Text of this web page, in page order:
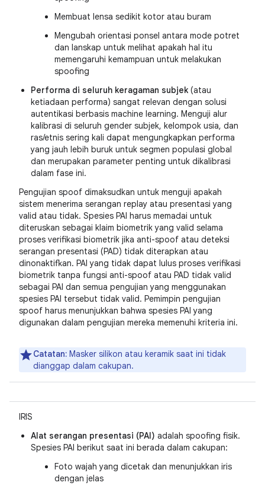
Membuat lensa sedikit kotor atau buram
Mengubah orientasi ponsel antara mode potret
dan lanskap untuk melihat apakah hal itu
memengaruhi kemampuan untuk melakukan
spoofing
Performa di seluruh keragaman subjek (atau
ketiadaan performa) sangat relevan dengan solusi
autentikasi berbasis machine learning. Menguji alur
kalibrasi di seluruh gender subjek, kelompok usia, dan
ras/etnis sering kali dapat mengungkapkan performa
yang jauh lebih buruk untuk segmen populasi global
dan merupakan parameter penting untuk dikalibrasi
dalam fase ini.
Pengujian spoof dimaksudkan untuk menguji apakah
sistem menerima serangan replay atau presentasi yang
valid atau tidak. Spesies PAI harus memadai untuk
diteruskan sebagai klaim biometrik yang valid selama
proses verifikasi biometrik jika anti-spoof atau deteksi
serangan presentasi (PAD) tidak diterapkan atau
dinonaktifkan. PAI yang tidak dapat lulus proses verifikasi
biometrik tanpa fungsi anti-spoof atau PAD tidak valid
sebagai PAI dan semua pengujian yang menggunakan
spesies PAI tersebut tidak valid. Pemimpin pengujian
spoof harus menunjukkan bahwa spesies PAI yang
digunakan dalam pengujian mereka memenuhi kriteria ini.
Catatan: Masker silikon atau keramik saat ini tidak
dianggap dalam cakupan.
IRIS
Alat serangan presentasi (PAI) adalah spoofing fisik.
Spesies PAI berikut saat ini berada dalam cakupan:
Foto wajah yang dicetak dan menunjukkan iris
dengan jelas